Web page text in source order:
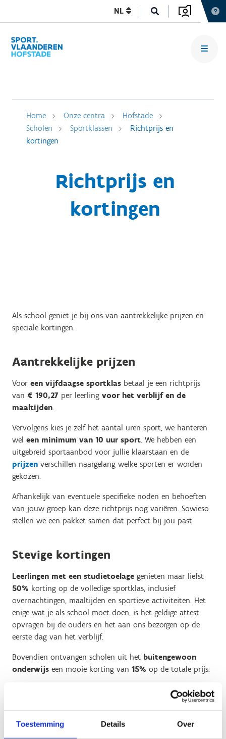
Toestemming Details Over
NL
Home Onze centra
Hofstade
Scholen
Sportklassen
Richtprijs en
kortingen
Richtprijs en
kortingen
Als school geniet je bij ons van aantrekkelijke prijzen en
speciale kortingen.
Aantrekkelijke prijzen
Voor een vijfdaagse sportklas betaal je een richtprijs
van € 190,27 per leerling voor het verblijf en de
maaltijden.
Vervolgens kies je zelf het aantal uren sport, we hanteren
wel een minimum van 10 uur sport. We hebben een
uitgebreid sportaanbod voor jullie klaarstaan en de
prijzen verschillen naargelang welke sporten er worden
gekozen.
Afhankelijk van eventuele specifieke noden en behoeften
van jouw groep kan deze richtprijs nog variëren. Sowieso
stellen we een pakket samen dat perfect bij jou past.
Stevige kortingen
Leerlingen met een studietoelage genieten maar liefst
50% korting op de volledige sportklas, inclusief
overnachtingen, maaltijden en sportieve activiteiten. Het
enige wat je als school moet doen, is het geldige attest
opvragen bij de ouders en het aan ons bezorgen op de
eerste dag van het verblijf.
Bovendien ontvangen scholen uit het buitengewoon
onderwijs een mooie korting van 15% op de totale prijs.
Deze twee kortingen kan je niet cumuleren. Leerlingen uit
het buitengewoon onderwijs met een studietoelage zullen
dus alleen in aanmerking komen voor de 50% korting.